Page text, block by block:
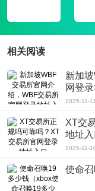
3、无敌版本让你所向披靡
他地方漫步、偷食物、帽
相关阅读
新加
网登
2025-11-11
XT交
地址入
2025-11-
使命